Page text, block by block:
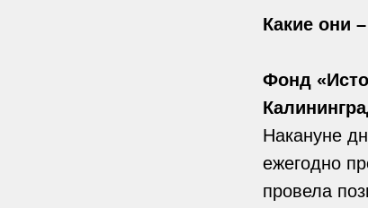
Какие они
Фонд
Накануне
ежегодно
провела